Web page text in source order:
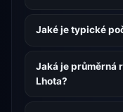
Jaké je typické
Jaká je průměrná
Lhota?